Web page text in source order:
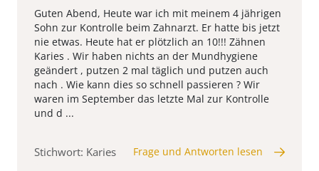
Guten Abend, Heute war ich mit meinem 4 jährigen
Sohn zur Kontrolle beim Zahnarzt. Er hatte bis jetzt
nie etwas. Heute hat er plötzlich an 10!!! Zähnen
Karies . Wir haben nichts an der Mundhygiene
geändert , putzen 2 mal täglich und putzen auch
nach . Wie kann dies so schnell passieren ? Wir
waren im September das letzte Mal zur Kontrolle
und d ...
Stichwort: Karies Frage und Antworten lesen